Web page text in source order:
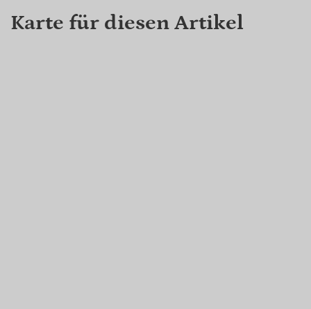
Karte für diesen Artikel